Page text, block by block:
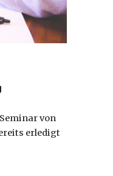
von
erledigt